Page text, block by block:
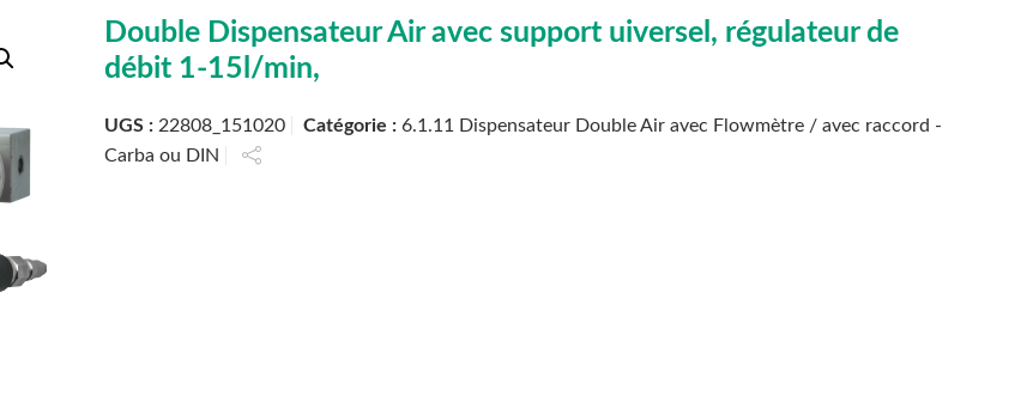
Double Dispensateur Air avec support uiversel, régulateur de
débit 1-15l/min,
UGS : 22808_151020 Catégorie :6.1.11 Dispensateur Double Air avec Flowmètre / avec raccord -
Carba ou DIN